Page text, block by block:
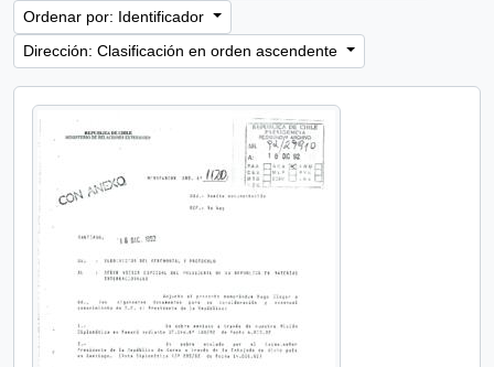
Ordenar por: Identificador
Dirección: Clasificación en orden ascendente